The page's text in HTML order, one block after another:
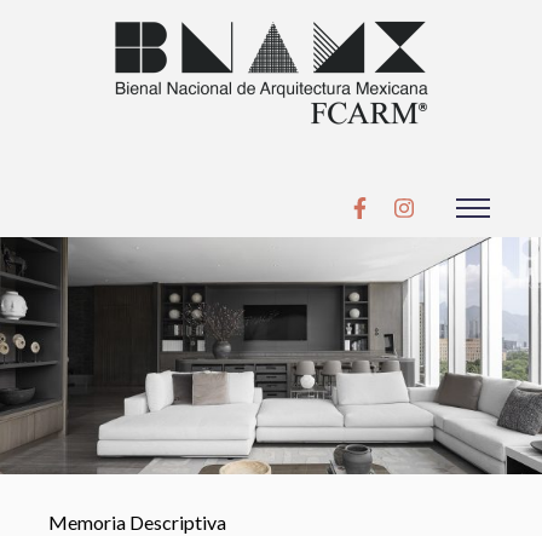
Memoria Descriptiva